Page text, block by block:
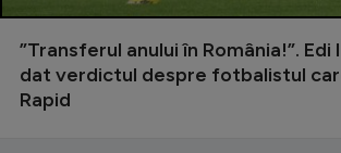
”Transferul anului în România!”. Edi
dat verdictul despre fotbalistul
Rapid